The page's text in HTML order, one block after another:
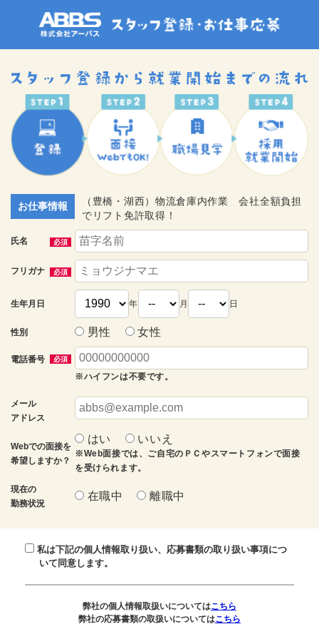
お仕事情報
（豊橋・湖西）物流倉庫内作業 会社全額負担
でリフト免許取得！
氏名 必須
フリガナ 必須
生年月日 年 月 日
性別 男性 女性
電話番号 必須
※ハイフンは不要です。
メール
アドレス
Webでの面接を
希望しますか？
はい いいえ
※Web面接では、ご自宅のＰＣやスマートフォンで面接
を受けられます。
現在の
勤務状況
在職中 離職中
私は下記の個人情報取り扱い、応募書類の取り扱い事項につ
いて同意します。
弊社の個人情報取扱いについてはこちら
弊社の応募書類の取扱いについてはこちら